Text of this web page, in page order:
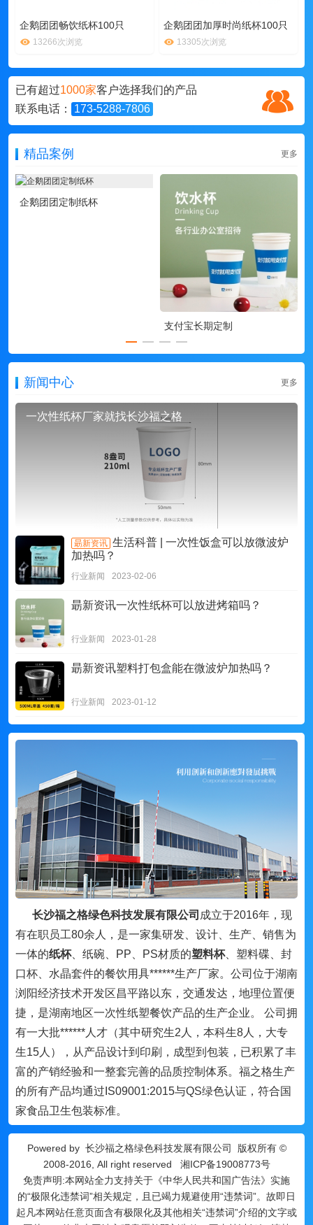
企鹅团团畅饮纸杯100只
13266次浏览
企鹅团团加厚时尚纸杯100只
13305次浏览
已有超过1000家客户选择我们的产品
联系电话：
173-5288-7806
精品案例 更多
企鹅团团定制纸杯
支付宝长期定制
新闻中心 更多
一次性纸杯厂家就找长沙福之格
朂新资讯 生活科普 | 一次性饭盒可以放微波炉
加热吗？
行业新闻 2023-02-06
朂新资讯一次性纸杯可以放进烤箱吗？
行业新闻 2023-01-28
朂新资讯塑料打包盒能在微波炉加热吗？
行业新闻 2023-01-12
长沙福之格绿色科技发展有限公司 成立于2016年，现
有在职员工80余人，是一家集研发、设计、生产、销售为
一体的纸杯、纸碗、PP、PS材质的塑料杯、塑料碟、封
口杯、水晶套件的餐饮用具******生产厂家。公司位于湖南
浏阳经济技术开发区昌平路以东，交通发达，地理位置便
捷，是湖南地区一次性纸塑餐饮产品的生产企业。 公司拥
有一大批******人才（其中研究生2人，本科生8人，大专
生15人），从产品设计到印刷，成型到包装，已积累了丰
富的产销经验和一整套完善的品质控制体系。福之格生产
的所有产品均通过IS09001:2015与QS绿色认证，符合国
家食品卫生包装标准。
Powered by 长沙福之格绿色科技发展有限公司
版权所有 ©
2008-2016, All right reserved 湘ICP备19008773号
免责声明:本网站全力支持关于《中华人民共和国广告法》实施
的“极限化违禁词”相关规定，且已竭力规避使用“违禁词”。故即日
起凡本网站任意页面含有极限化及其他相关“违禁词”介绍的文字或